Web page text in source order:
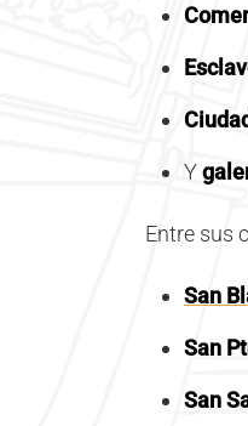
Y
Entre sus
San
San
San